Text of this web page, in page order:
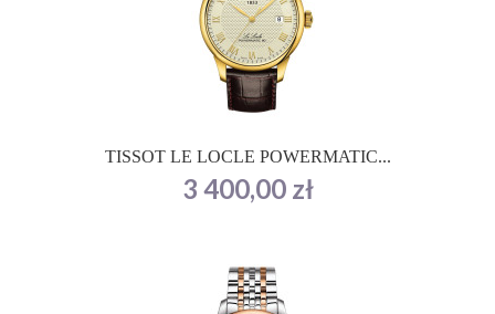
TISSOT LE LOCLE POWERMATIC...
Cena
3 400,00 zł